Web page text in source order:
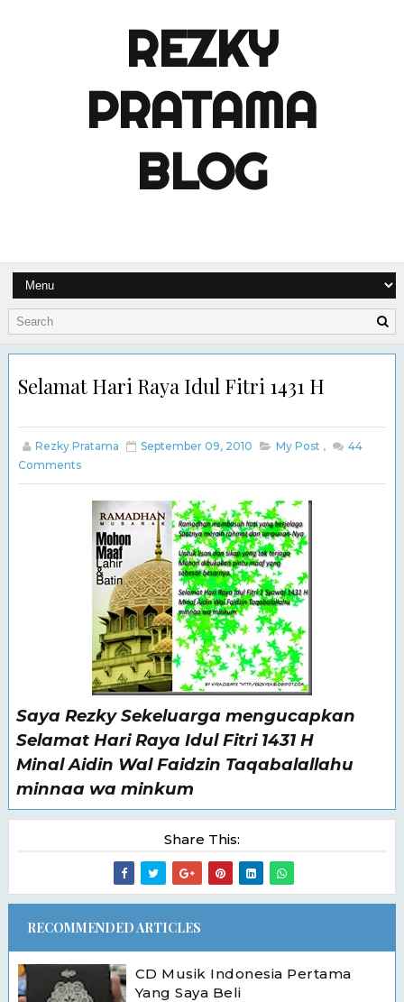
REZKY
PRATAMA
BLOG
Selamat Hari Raya Idul Fitri 1431 H
Rezky Pratama September 09, 2010 My Post ,
44
Comments
Saya Rezky Sekeluarga mengucapkan
Selamat Hari Raya Idul Fitri 1431 H
Minal Aidin Wal Faidzin Taqabalallahu
minnaa wa minkum
Share This:
RECOMMENDED ARTICLES
CD Musik Indonesia Pertama
Yang Saya Beli